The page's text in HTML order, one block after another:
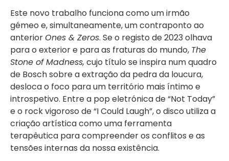
Este novo trabalho funciona como um irmão
gémeo e, simultaneamente, um contraponto ao
anteriorOnes & Zeros. Se o registo de 2023 olhava
para o exterior e para as fraturas do mundo, The
Stone of Madness, cujo título se inspira num quadro
de Bosch sobre a extração da pedra da loucura,
desloca o foco para um território mais íntimo e
introspetivo. Entre a pop eletrónica de “Not Today”
e o rock vigoroso de “I Could Laugh”, o disco utiliza a
criação artística como uma ferramenta
terapêutica para compreender os conflitos e as
tensões internas da nossa existência.